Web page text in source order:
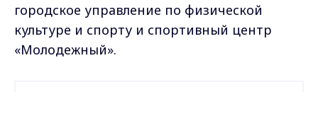
городское управление по физической
культуре и спорту и спортивный центр
«Молодежный».